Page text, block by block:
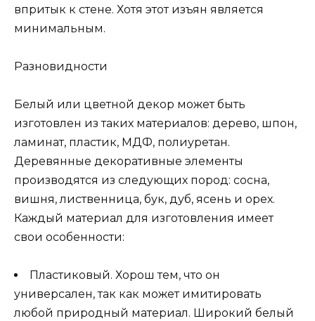
впритык к стене. Хотя этот изъян является
минимальным.
Разновидности
Белый или цветной декор может быть
изготовлен из таких материалов: дерево, шпон,
ламинат, пластик, МДФ, полиуретан.
Деревянные декоративные элементы
производятся из следующих пород: сосна,
вишня, лиственница, бук, дуб, ясень и орех.
Каждый материал для изготовления имеет
свои особенности:
Пластиковый. Хорош тем, что он
универсален, так как может имитировать
любой природный материал. Широкий белый